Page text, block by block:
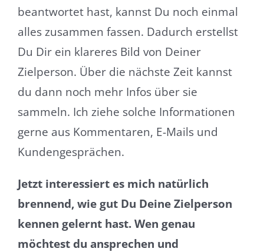
beantwortet hast, kannst Du noch einmal
alles zusammen fassen. Dadurch erstellst
Du Dir ein klareres Bild von Deiner
Zielperson. Über die nächste Zeit kannst
du dann noch mehr Infos über sie
sammeln. Ich ziehe solche Informationen
gerne aus Kommentaren, E-Mails und
Kundengesprächen.
Jetzt interessiert es mich natürlich
brennend, wie gut Du Deine Zielperson
kennen gelernt hast. Wen genau
möchtest du ansprechen und